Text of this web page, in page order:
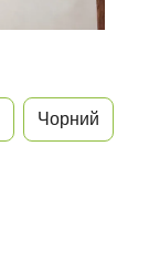
Чорний